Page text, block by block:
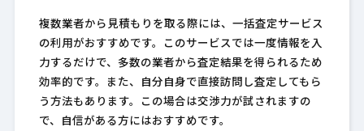
複数業者から見積もりを取る際には、一括査定サービス
の利用がおすすめです。このサービスでは一度情報を入
力するだけで、多数の業者から査定結果を得られるため
効率的です。また、自分自身で直接訪問し査定してもら
う方法もあります。この場合は交渉力が試されますの
で、自信がある方にはおすすめです。